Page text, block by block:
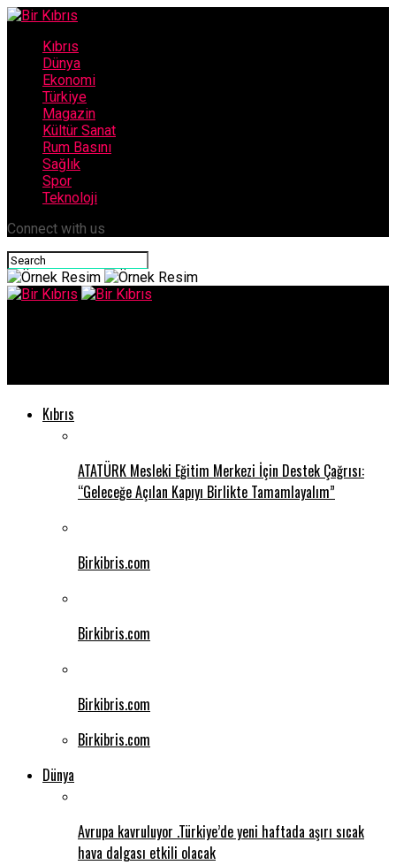
Kıbrıs
Dünya
Ekonomi
Türkiye
Magazin
Kültür Sanat
Rum Basını
Sağlık
Spor
Teknoloji
Connect with us
Kıbrıs
ATATÜRK Mesleki Eğitim Merkezi İçin Destek Çağrısı:
“Geleceğe Açılan Kapıyı Birlikte Tamamlayalım”
Birkibris.com
Birkibris.com
Birkibris.com
Birkibris.com
Dünya
Avrupa kavruluyor .Türkiye’de yeni haftada aşırı sıcak
hava dalgası etkili olacak